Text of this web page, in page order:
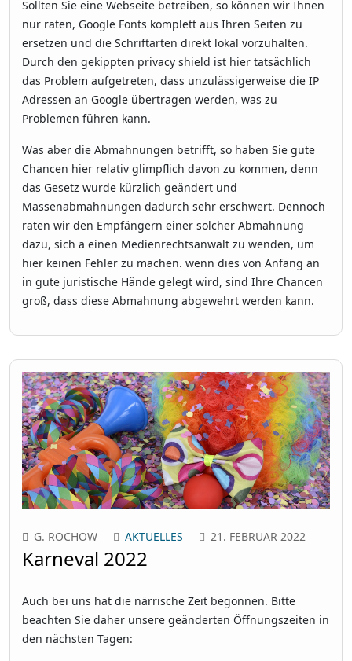
Sollten Sie eine Webseite betreiben, so können wir Ihnen
nur raten, Google Fonts komplett aus Ihren Seiten zu
ersetzen und die Schriftarten direkt lokal vorzuhalten.
Durch den gekippten privacy shield ist hier tatsächlich
das Problem aufgetreten, dass unzulässigerweise die IP
Adressen an Google übertragen werden, was zu
Problemen führen kann.
Was aber die Abmahnungen betrifft, so haben Sie gute
Chancen hier relativ glimpflich davon zu kommen, denn
das Gesetz wurde kürzlich geändert und
Massenabmahnungen dadurch sehr erschwert. Dennoch
raten wir den Empfängern einer solcher Abmahnung
dazu, sich a einen Medienrechtsanwalt zu wenden, um
hier keinen Fehler zu machen. wenn dies von Anfang an
in gute juristische Hände gelegt wird, sind Ihre Chancen
groß, dass diese Abmahnung abgewehrt werden kann.
G. ROCHOW AKTUELLES 21. FEBRUAR 2022
Karneval 2022
Auch bei uns hat die närrische Zeit begonnen. Bitte
beachten Sie daher unsere geänderten Öffnungszeiten in
den nächsten Tagen: